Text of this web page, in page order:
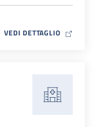
VEDI DETTAGLIO MAP ICON